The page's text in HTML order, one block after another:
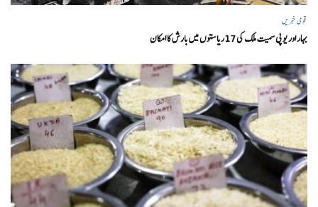
قومی خبریں
بہار اور یو پی سمیت ملک کی 17ریاستوں میں بارش کا امکان